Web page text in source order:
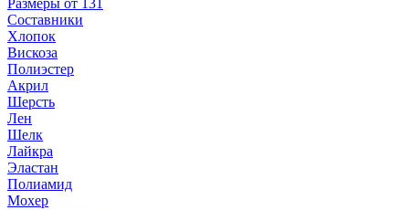
Размеры от 131
Составники
Хлопок
Вискоза
Полиэстер
Акрил
Шерсть
Лен
Шелк
Лайкра
Эластан
Полиамид
Мохер